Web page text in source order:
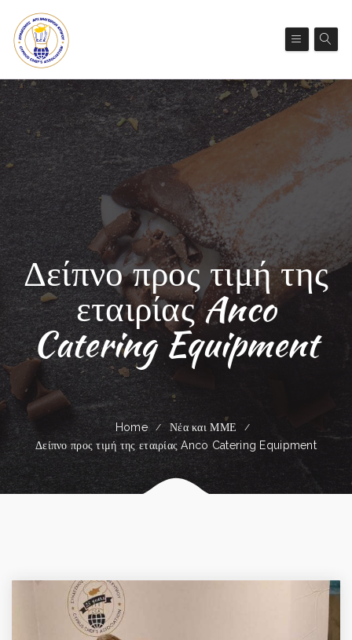
Δείπνο προς τιμή της
εταιρίας Anco
Catering Equipment
Home
Νέα και ΜΜΕ
Δείπνο προς τιμή της εταιρίας Anco Catering Equipment